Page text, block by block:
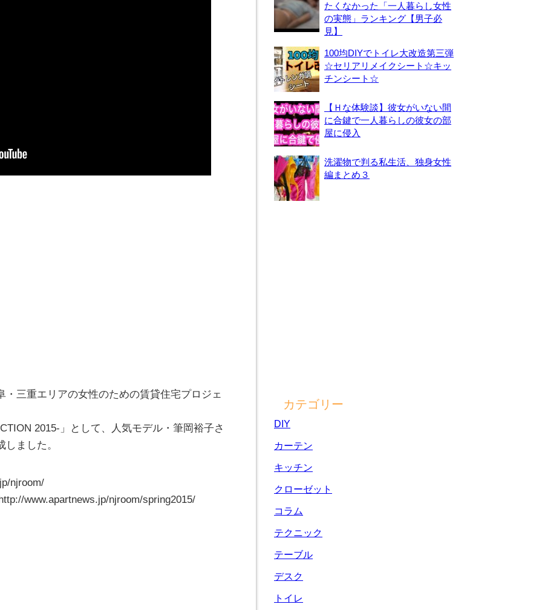
・三重エリアの女性のための賃貸住宅プロジェ
2015-」として、人気モデル・筆岡裕子さ
ました。
njroom/
www.apartnews.jp/njroom/spring2015/
たくなかった「一人暮らし女性
の実態」ランキング【男子必
見】
100均DIYでトイレ大改造第三弾
☆セリアリメイクシート☆キッ
チンシート☆
【Ｈな体験談】彼女がいない間
に合鍵で一人暮らしの彼女の部
屋に侵入
洗濯物で判る私生活、独身女性
編まとめ３
カテゴリー
DIY
カーテン
キッチン
クローゼット
コラム
テクニック
テーブル
デスク
トイレ